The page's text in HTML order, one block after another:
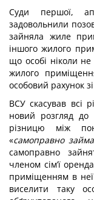
Суди першої,
задовольнили
зайняла жиле
іншого жилого
що особі ніколи
жилого
особовий рахунок
ВСУ скасував всі
новий розгляд до
різницю між
«самоправно
самоправно
членом сім’ї
приміщенням в неї
виселити таку